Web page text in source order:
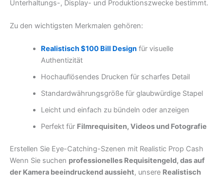
Unterhaltungs-, Display- und Produktionszwecke bestimmt.
Zu den wichtigsten Merkmalen gehören:
Realistisch $100 Bill Designfür visuelle
Authentizität
Hochauflösendes Drucken für scharfes Detail
Standardwährungsgröße für glaubwürdige Stapel
Leicht und einfach zu bündeln oder anzeigen
Perfekt für Filmrequisiten, Videos und Fotografie
Erstellen Sie Eye-Catching-Szenen mit Realistic Prop Cash
Wenn Sie suchen professionelles Requisitengeld, das auf
der Kamera beeindruckend aussieht, unsere Realistisch